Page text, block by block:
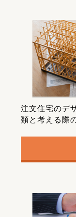
注文住宅のデ
類と考える際